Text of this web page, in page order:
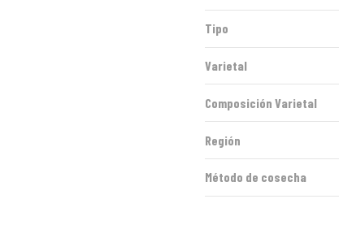
Tipo
Varietal
Composición Varietal
Región
Método de cosecha